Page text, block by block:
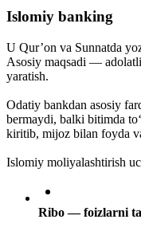
Islomiy banking
U Qur’on va Sunnatda
Asosiy maqsadi —
yaratish.
Odatiy bankdan asosiy
bermaydi, balki bitimda
kiritib, mijoz bilan foyda
Islomiy moliyalashtirish
Ribo — foizlarni